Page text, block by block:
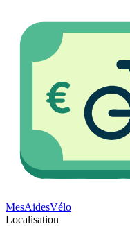
MesAidesVélo
Localisation